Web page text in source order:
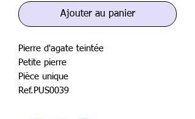
Ajouter au panier
Pierre d'agate teintée
Petite pierre
Pièce unique
Ref.PUS0039